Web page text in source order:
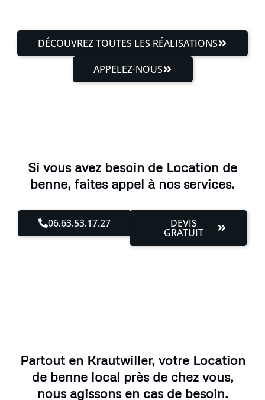
DÉCOUVREZ TOUTES LES RÉALISATIONS
APPELEZ-NOUS
Si vous avez besoin de Location de
benne, faites appel à nos services.
06.63.53.17.27 DEVIS
GRATUIT
Partout en Krautwiller, votre Location
de benne local près de chez vous,
nous agissons en cas de besoin.